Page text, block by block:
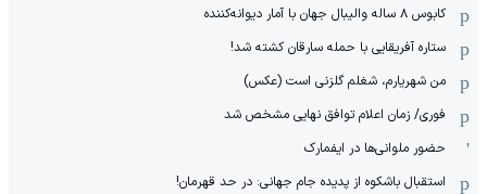
کابوس ۸ ساله والیبال جهان با آمار دیوانه‌کننده
ستاره آفریقایی با حمله سارقان کشته شد!
من شهریارم، شغلم گلزنی است (عکس)
فوری/ زمان اعلام توافق نهایی مشخص شد
حضور ملوانی‌ها در ایفمارک
استقبال باشکوه از پدیده جام جهانی: در حد قهرمان!